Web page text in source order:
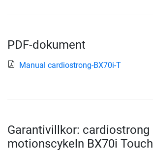
PDF-dokument
Manual cardiostrong-BX70i-T
Garantivillkor: cardiostrong
motionscykeln BX70i Touch